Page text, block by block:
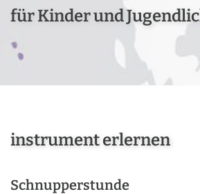
für Kinder und
instrument erlernen
Schnupperstunde